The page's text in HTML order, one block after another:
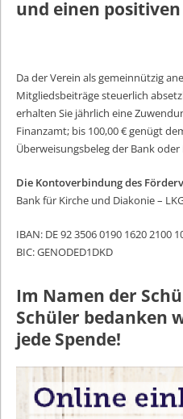
und einen
Da der Verein als gemeinnützig
Mitgliedsbeiträge steuerlich
erhalten Sie jährlich eine
Finanzamt; bis 100,00 € genügt
Überweisungsbeleg der Bank
Die Kontoverbindung des
Bank für Kirche und Diakonie –
IBAN: DE 92 3506 0190 1620 2100
BIC: GENODED1DKD
Im Namen der
Schüler bedanken
jede Spende!